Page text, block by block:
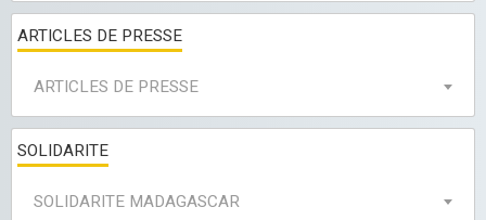
ARTICLES DE PRESSE
ARTICLES DE PRESSE
SOLIDARITE
SOLIDARITE MADAGASCAR